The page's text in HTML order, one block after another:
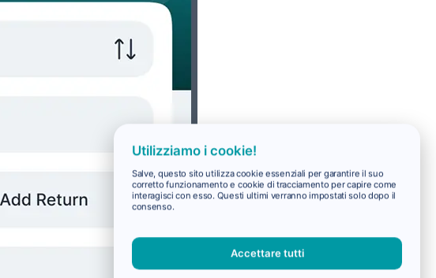
Utilizziamo i cookie!
Salve, questo sito utilizza cookie essenziali per garantire il suo
corretto funzionamento e cookie di tracciamento per capire come
interagisci con esso. Questi ultimi verranno impostati solo dopo il
consenso.
Accettare tutti